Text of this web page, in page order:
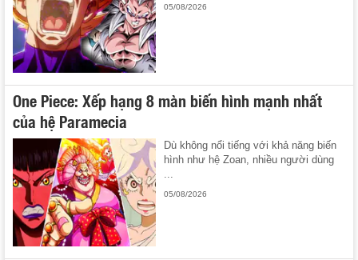
05/08/2026
One Piece: Xếp hạng 8 màn biến hình mạnh nhất
của hệ Paramecia
Dù không nổi tiếng với khả năng biến
hình như hệ Zoan, nhiều người dùng
...
05/08/2026